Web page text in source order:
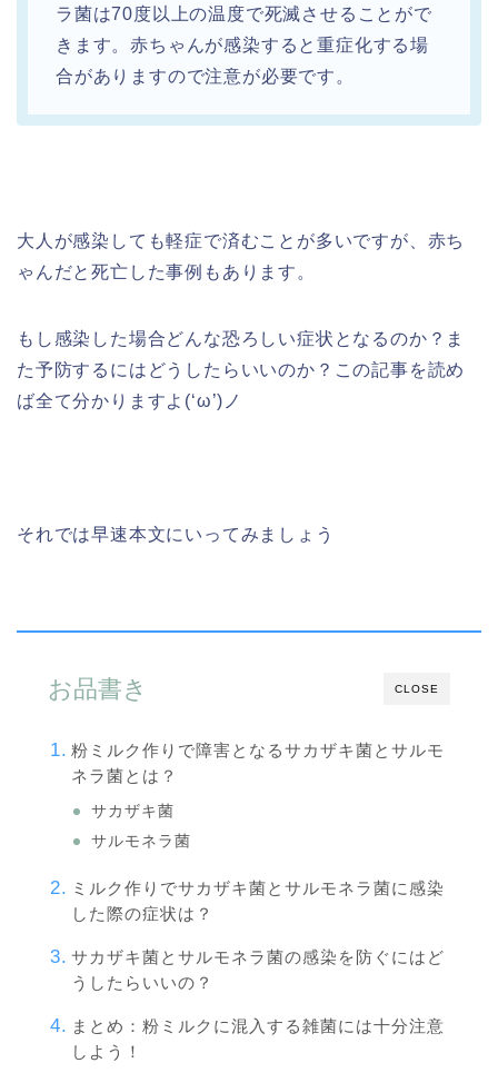
ラ菌は70度以上の温度で死滅させることがで
きます。赤ちゃんが感染すると重症化する場
合がありますので注意が必要です。
大人が感染しても軽症で済むことが多いですが、赤ち
ゃんだと死亡した事例もあります。
もし感染した場合どんな恐ろしい症状となるのか？ま
た予防するにはどうしたらいいのか？この記事を読め
ば全て分かりますよ(‘ω’)ノ
それでは早速本文にいってみましょう
CLOSE
お品書き
粉ミルク作りで障害となるサカザキ菌とサルモ
ネラ菌とは？
サカザキ菌
サルモネラ菌
ミルク作りでサカザキ菌とサルモネラ菌に感染
した際の症状は？
サカザキ菌とサルモネラ菌の感染を防ぐにはど
うしたらいいの？
まとめ：粉ミルクに混入する雑菌には十分注意
しよう！